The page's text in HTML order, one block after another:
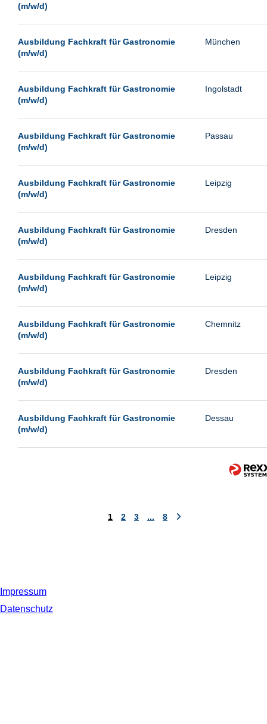
Siegen
Ulm
Weimar
Wuppertal
(m/w/d)
Ausbildung Fachkraft für Gastronomie
(m/w/d)
München
Ausbildung Fachkraft für Gastronomie
(m/w/d)
Ingolstadt
Ausbildung Fachkraft für Gastronomie
(m/w/d)
Passau
Ausbildung Fachkraft für Gastronomie
(m/w/d)
Leipzig
Ausbildung Fachkraft für Gastronomie
(m/w/d)
Dresden
Ausbildung Fachkraft für Gastronomie
(m/w/d)
Leipzig
Ausbildung Fachkraft für Gastronomie
(m/w/d)
Chemnitz
Ausbildung Fachkraft für Gastronomie
(m/w/d)
Dresden
Ausbildung Fachkraft für Gastronomie
(m/w/d)
Dessau
1 2 3 ... 8
Impressum
Datenschutz